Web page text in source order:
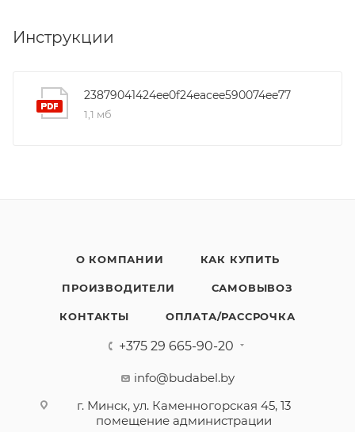
Инструкции
23879041424ee0f24eacee590074ee77
1,1 мб
О КОМПАНИИ КАК КУПИТЬ
ПРОИЗВОДИТЕЛИ САМОВЫВОЗ
КОНТАКТЫ ОПЛАТА/РАССРОЧКА
+375 29 665-90-20
info@budabel.by
г. Минск, ул. Каменногорская 45, 13
помещение администрации